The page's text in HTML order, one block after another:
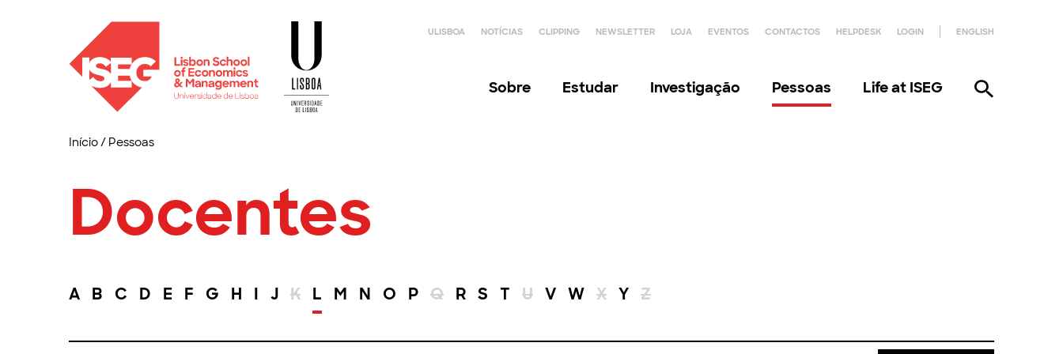
ULISBOA NOTÍCIAS CLIPPING NEWSLETTER LOJA EVENTOS CONTACTOS HELPDESK LOGIN ENGLISH
Sobre Estudar Investigação Pessoas Life at ISEG
Início/ Pessoas
Docentes
A B C D E F G H I J K L M N O P Q R S T U V W X Y Z